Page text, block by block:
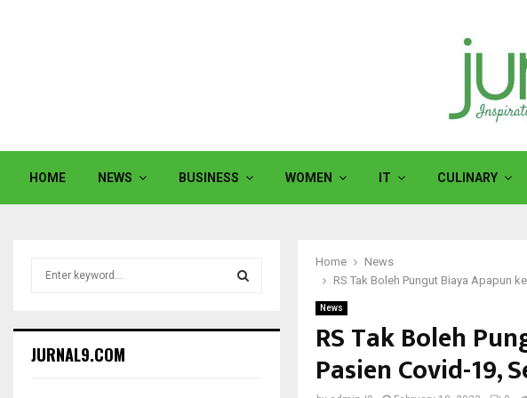
HOME NEWS BUSINESS WOMEN IT CULINARY
Home
News
RS Tak Boleh Pungut Biaya Apapun
News
RS Tak Boleh
Pasien Covid-19,
h
JURNAL9.COM